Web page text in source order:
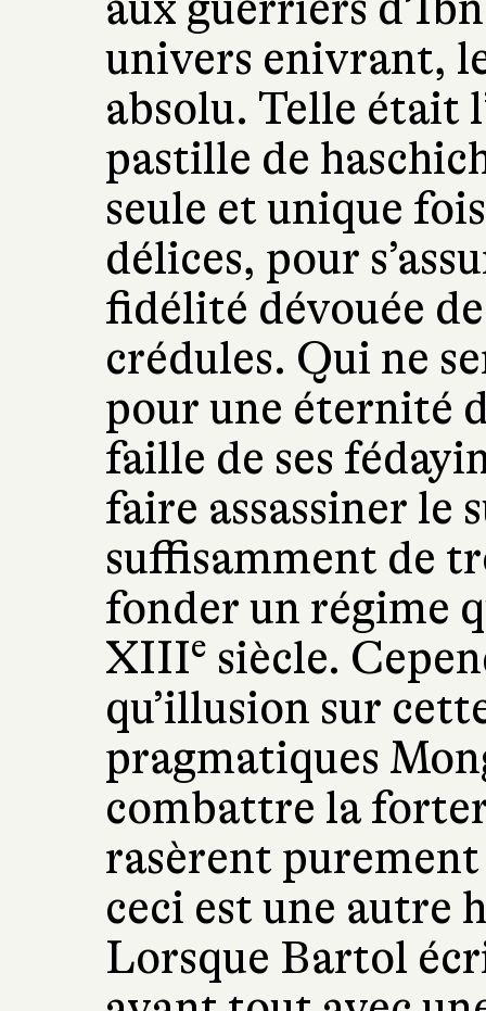
univers enivrant,
absolu. Telle était
pastille de
seule et unique
délices, pour
fidélité dévouée
crédules. Qui ne
pour une éternité
faille de ses
faire assassiner le
suffisamment de
fonder un régime
XIIIe siècle.
qu’illusion sur
pragmatiques
combattre la
rasèrent
ceci est une autre
Lorsque Bartol